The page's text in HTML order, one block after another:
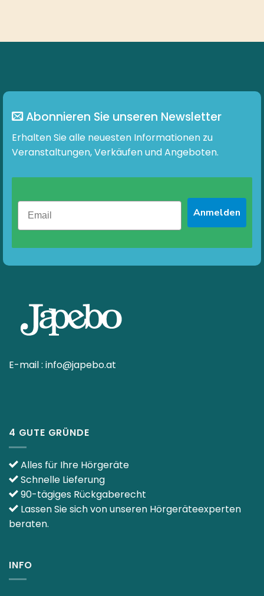
Abonnieren Sie unseren Newsletter
Erhalten Sie alle neuesten Informationen zu
Veranstaltungen, Verkäufen und Angeboten.
Anmelden
E-mail : info@japebo.at
4 GUTE GRÜNDE
Alles für Ihre Hörgeräte
Schnelle Lieferung
90-tägiges Rückgaberecht
Lassen Sie sich von unseren Hörgeräteexperten
beraten.
INFO